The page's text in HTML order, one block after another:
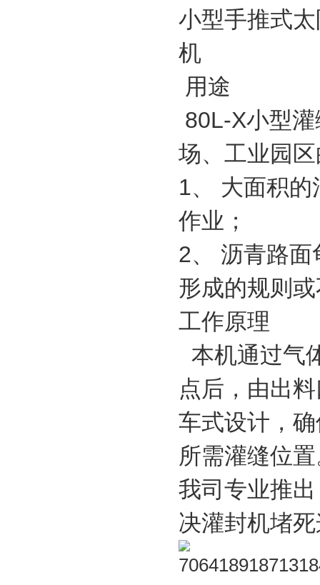
小型手推式
机
用途
80L-X小型
场、工业园
1、 大面积
作业；
2、 沥青路
形成的规则
工作原理
本机通过气
点后，由出
车式设计，
所需灌缝位
我司专业推
决灌封机堵